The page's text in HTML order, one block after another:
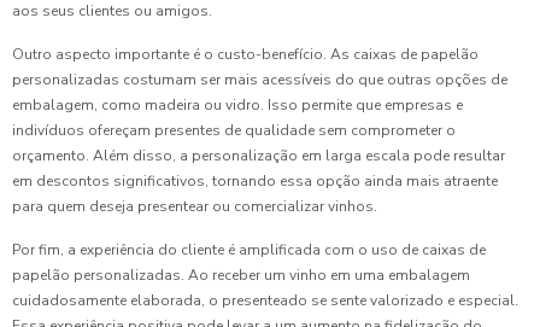
aos seus clientes ou amigos.
Outro aspecto importante é o custo-benefício. As caixas de papelão
personalizadas costumam ser mais acessíveis do que outras opções de
embalagem, como madeira ou vidro. Isso permite que empresas e
indivíduos ofereçam presentes de qualidade sem comprometer o
orçamento. Além disso, a personalização em larga escala pode resultar
em descontos significativos, tornando essa opção ainda mais atraente
para quem deseja presentear ou comercializar vinhos.
Por fim, a experiência do cliente é amplificada com o uso de caixas de
papelão personalizadas. Ao receber um vinho em uma embalagem
cuidadosamente elaborada, o presenteado se sente valorizado e especial.